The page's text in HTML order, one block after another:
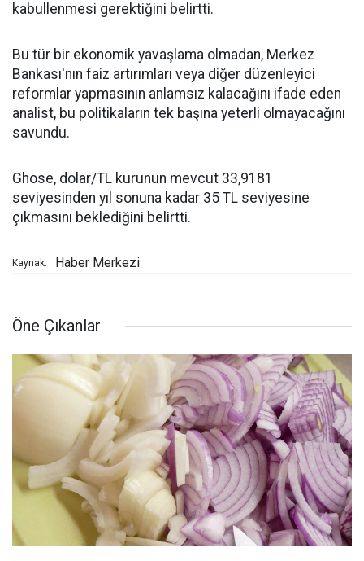
kabullenmesi gerektiğini belirtti.
Bu tür bir ekonomik yavaşlama olmadan, Merkez
Bankası'nın faiz artırımları veya diğer düzenleyici
reformlar yapmasının anlamsız kalacağını ifade eden
analist, bu politikaların tek başına yeterli olmayacağını
savundu.
Ghose, dolar/TL kurunun mevcut 33,9181
seviyesinden yıl sonuna kadar 35 TL seviyesine
çıkmasını beklediğini belirtti.
Kaynak: Haber Merkezi
Öne Çıkanlar